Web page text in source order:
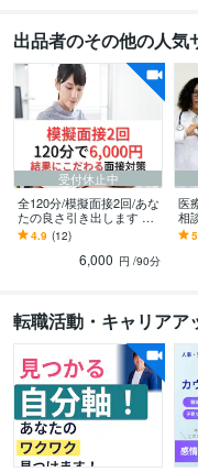
出品者のその他の人気
受付休止中
全120分/模擬面接2回/あな
たの良さ引き出します 販
売50件超/内容に自信あり/
人材業界11年現役
4.9 (12)
6,000 円 /90分
医
相
す
支
転職活動・キャリアア